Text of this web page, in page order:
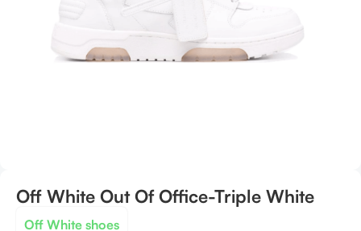
Off White Out Of Office-Triple White
Off White shoes